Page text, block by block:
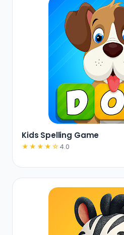
Kids Spelling Game
★★★★☆ 4.0